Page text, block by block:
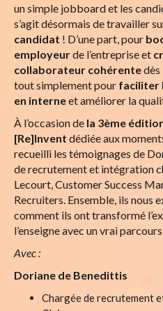
un simple jobboard et les
s’agit désormais de travailler
candidat ! D’une part, pour
employeurde l’entreprise et
collaborateur cohérentedès
tout simplement pour faciliter
en interneet améliorer la
À l’occasion de la 3ème
[Re]Invent dédiée aux
recueilli les témoignages de
de recrutement et intégration
Lecourt, Customer Success
Recruiters. Ensemble, ils nous
comment ils ont transformé
l’enseigne avec un vrai
Avec :
Doriane de Benedittis
Chargée de recrutement